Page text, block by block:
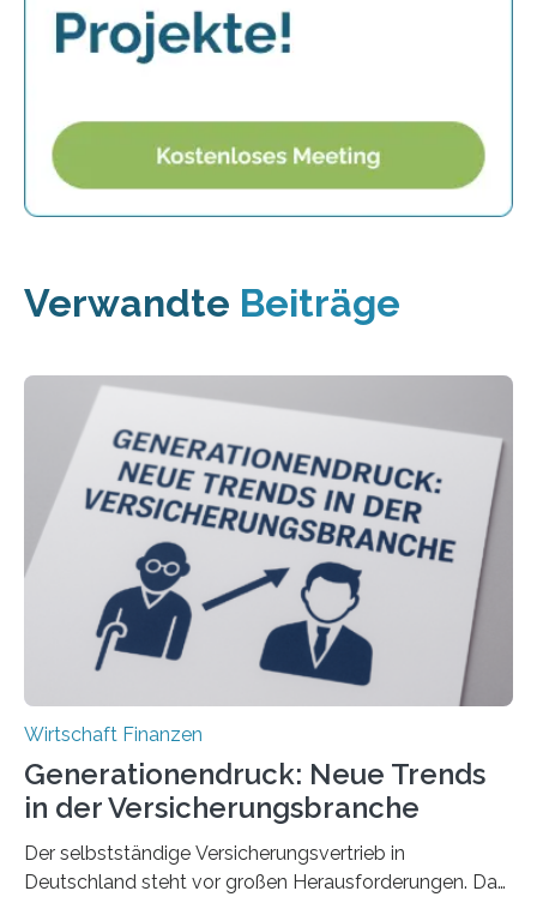
Verwandte Beiträge
Wirtschaft Finanzen
Generationendruck: Neue Trends
in der Versicherungsbranche
Der selbstständige Versicherungsvertrieb in
Deutschland steht vor großen Herausforderungen. Das